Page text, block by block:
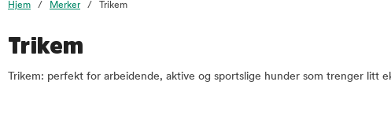
Hjem Merker Trikem
Trikem
Trikem: perfekt for arbeidende, aktive og sportslige hunder som trenger litt